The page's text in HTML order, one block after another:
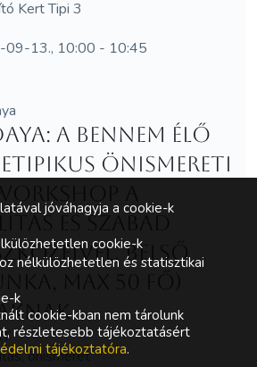
Kert Tipi 3
09-13., 10:00 - 10:45
A Bennem Élő
önismereti
és szabad
belső
max 50 fő)
önismeret
jóváhagyja a cookie-k
cookie-k
nélkülözhetetlen és statisztikai
k
cookie-kban nem tárolunk
részletesebb tájékoztatásért
tájékoztatóra.